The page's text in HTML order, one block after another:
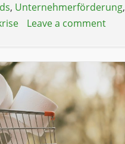
, Unternehmerförderung,
Leave a comment